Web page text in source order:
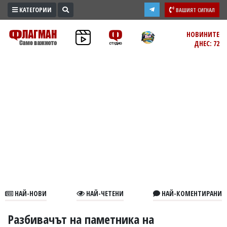
ПРОМО
ЗОНА
В
КАТЕГОРИИ ВАШИЯТ СИГНАЛ
НОВИНИТЕ
ДНЕС: 72
НАЙ-НОВИ НАЙ-ЧЕТЕНИ НАЙ-КОМЕНТИРАНИ
Разбивачът на паметника на